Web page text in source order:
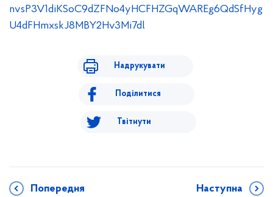
nvsP3V1diKSoC9dZFNo4yHCFHZGqWAREg6QdSfHyg
U4dFHmxskJ8MBY2Hv3Mi7dl
Надрукувати
Поділитися
Твітнути
Попередня Наступна